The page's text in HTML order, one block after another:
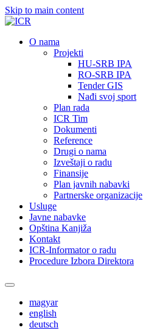
Skip to main content
О nama
Projekti
HU-SRB IPA
RO-SRB IPA
Tender GIS
Nađi svoj sport
Plan rada
ICR Tim
Dokumenti
Reference
Drugi o nama
Izveštaji o radu
Finansije
Plan javnih nabavki
Partnerske organizacije
Usluge
Javne nabavke
Opština Kanjiža
Kontakt
ICR-Informator o radu
Procedure Izbora Direktora
magyar
english
deutsch